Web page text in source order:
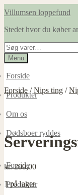
Spring
navigation
Spring
indhold
Villumsen loppefund
Stedet hvor du køber
Søg
efter:
Menu
Forside
Produkter
Om os
Dødsboer ryddes
Forside
Produkter
Forside /Nips ting /
kr.200,00
1 på lager